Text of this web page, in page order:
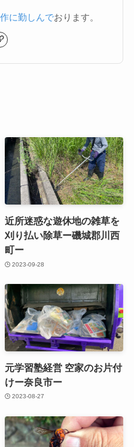
に勤しんでおります。
近所迷惑な遊休地の雑草を
刈り払い除草ー磯城郡川西
町ー
2023-09-28
元学習塾経営 空家のお片付
けー奈良市ー
2023-08-27